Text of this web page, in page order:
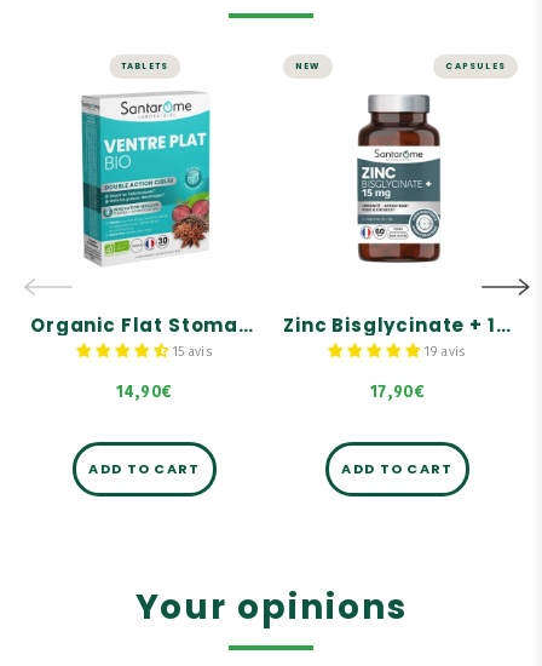
TABLETS
Organic Flat Stomach - 30 tablets
15 avis
14,90€
SLIMMING
Organic Flat
Stomach - 30
tablets
For a special double
action targeting a flat
stomach
Reduces bloating
ADD TO CART
NEW CAPSULES
Zinc Bisglycinate + 15 mg + Vitamines B5/B6 - 60 Gélules
19 avis
17,90€
MICRONUTRITION
Zinc Bisglycinate
+ 15 mg +
Vitamines B5/B6 -
60 Gélules
Immunité - Antioxydant
Peau & cheveux
ADD TO CART
Your opinions